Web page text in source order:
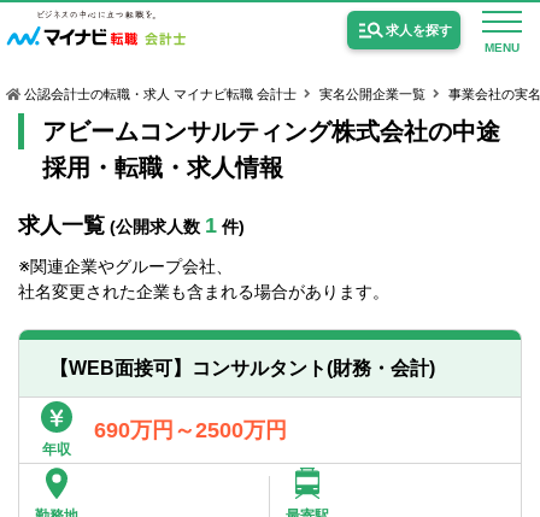
MENU
求人を探す
USCPA（米国公認会計士）の求人
個別転職相談会・セミナー
公認会計士の転職・求人 マイナビ転職 会計士 実名公開企業一覧 事業会社の実
アビームコンサルティング株式会社の中途
採用・転職・求人情報
求人一覧 (公開求人数 1 件)
※関連企業やグループ会社、
社名変更された企業も含まれる場合があります。
【WEB面接可】コンサルタント(財務・会計)
年収
690万円～2500万円